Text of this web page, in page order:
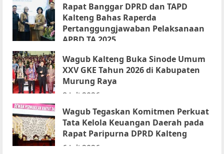
about
Rapur
Penyampaian
Pendapat
Akhir
Gubernur
atas
Persetujuan
Bersama
Raperda
Pertanggungjawaban
Rapat Banggar DPRD dan TAPD
Kalteng Bahas Raperda
Pertanggungjawaban Pelaksanaan
APBD TA 2025
14 Juli 2026
Wagub Kalteng Buka Sinode Umum
XXV GKE Tahun 2026 di Kabupaten
Murung Raya
8 Juli 2026
Wagub Tegaskan Komitmen Perkuat
Tata Kelola Keuangan Daerah pada
Rapat Paripurna DPRD Kalteng
6 Juli 2026